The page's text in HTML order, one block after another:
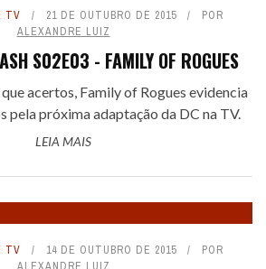
TV 21 DE OUTUBRO DE 2015
POR
ALEXANDRE LUIZ
S02E03 - FAMILY OF ROGUES
acertos, Family of Rogues evidencia
pela próxima adaptação da DC na TV.
LEIA MAIS
TV 14 DE OUTUBRO DE 2015
POR
ALEXANDRE LUIZ